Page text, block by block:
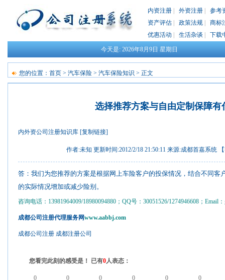
内资注册 外资注册
参考
资产评估
政策法规
商标
优惠活动
生活杂谈 下载
今天是: 2026年8月9日 星期日
您的位置： 首页 > 汽车保险 > 汽车保险知识 > 正文
选择推荐方案与自由定制保障有
内外资公司注册知识库 [复制链接]
作者:未知 更新时间:2012/2/18 21:50:11 来源:成都首嘉系统
答： 我们为您推荐的方案是根据网上车险客户的投保情况，结合不同客
的实际情况增加或减少险别。
咨询电话：13981964009/18980094880；QQ号：30051526/1274946608；Email
成都公司注册代理服务网www.aabbj.com
成都公司注册 成都注册公司
您看完此刻的感受是！ 已有0人表态：
0 0 0 0 0 0